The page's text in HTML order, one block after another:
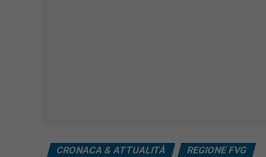
CRONACA & ATTUALITÀ REGIONE FVG